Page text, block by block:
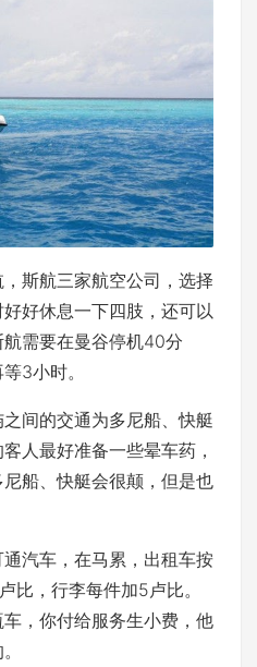
斯航三家航空公司，选择
好休息一下四肢，还可以
需要在曼谷停机40分
3小时。
间的交通为多尼船、快艇
人最好准备一些晕车药，
船、快艇会很颠，但是也
汽车，在马累，出租车按
比，行李每件加5卢比。
，你付给服务生小费，他